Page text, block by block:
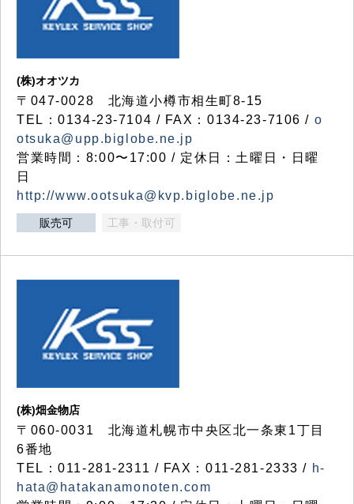
(株)オオツカ
〒047-0028 北海道小樽市相生町8-15
TEL：0134-23-7104 / FAX：0134-23-7106 / o
otsuka@upp.biglobe.ne.jp
営業時間：8:00〜17:00 / 定休日：土曜日・日曜
日
http://www.ootsuka@kvp.biglobe.ne.jp
販売可 工事・取付可
(株)畑金物店
〒060-0031 北海道札幌市中央区北一条東1丁目
6番地
TEL：011-281-2311 / FAX：011-281-2333 / h-
hata@hatakanamonoten.com